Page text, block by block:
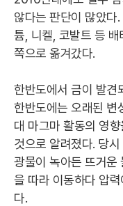
않다는 판단이 많았다
튬, 니켈, 코발트 등
쪽으로 옮겨갔다.
한반도에서 금이 발견
한반도에는 오래된 변
대 마그마 활동의 영
것으로 알려졌다. 당
광물이 녹아든 뜨거운
을 따라 이동하다 압
다.